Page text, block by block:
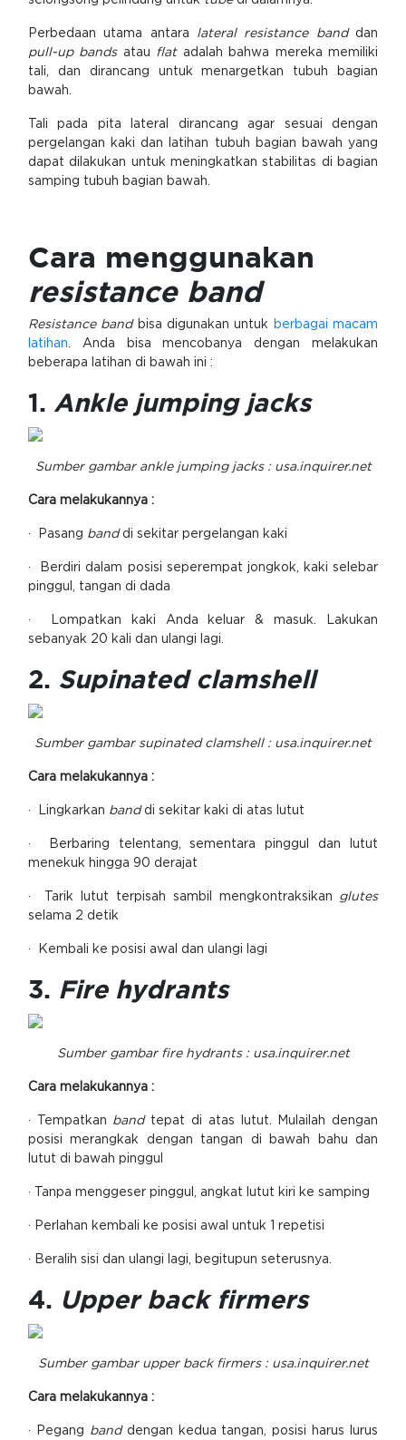
Perbedaan utama antara lateral resistance band dan
pull-up bands atau flat adalah bahwa mereka memiliki
tali, dan dirancang untuk menargetkan tubuh bagian
bawah.
Tali pada pita lateral dirancang agar sesuai dengan
pergelangan kaki dan latihan tubuh bagian bawah yang
dapat dilakukan untuk meningkatkan stabilitas di bagian
samping tubuh bagian bawah.
Cara menggunakan
resistance band
Resistance bandbisa digunakan untuk
berbagai macam
latihan. Anda bisa mencobanya dengan melakukan
beberapa latihan di bawah ini :
1. Ankle jumping jacks
Sumber gambar ankle jumping jacks : usa.inquirer.net
Cara melakukannya :
· Pasang banddi sekitar pergelangan kaki
· Berdiri dalam posisi seperempat jongkok, kaki selebar
pinggul, tangan di dada
· Lompatkan kaki Anda keluar & masuk. Lakukan
sebanyak 20 kali dan ulangi lagi.
2. Supinated clamshell
Sumber gambar supinated clamshell : usa.inquirer.net
Cara melakukannya :
· Lingkarkan banddi sekitar kaki di atas lutut
· Berbaring telentang, sementara pinggul dan lutut
menekuk hingga 90 derajat
· Tarik lutut terpisah sambil mengkontraksikan glutes
selama 2 detik
· Kembali ke posisi awal dan ulangi lagi
3. Fire hydrants
Sumber gambar fire hydrants : usa.inquirer.net
Cara melakukannya :
· Tempatkan band tepat di atas lutut. Mulailah dengan
posisi merangkak dengan tangan di bawah bahu dan
lutut di bawah pinggul
· Tanpa menggeser pinggul, angkat lutut kiri ke samping
· Perlahan kembali ke posisi awal untuk 1 repetisi
· Beralih sisi dan ulangi lagi, begitupun seterusnya.
4. Upper back firmers
Sumber gambar upper back firmers : usa.inquirer.net
Cara melakukannya :
· Pegang banddengan kedua tangan, posisi harus lurus